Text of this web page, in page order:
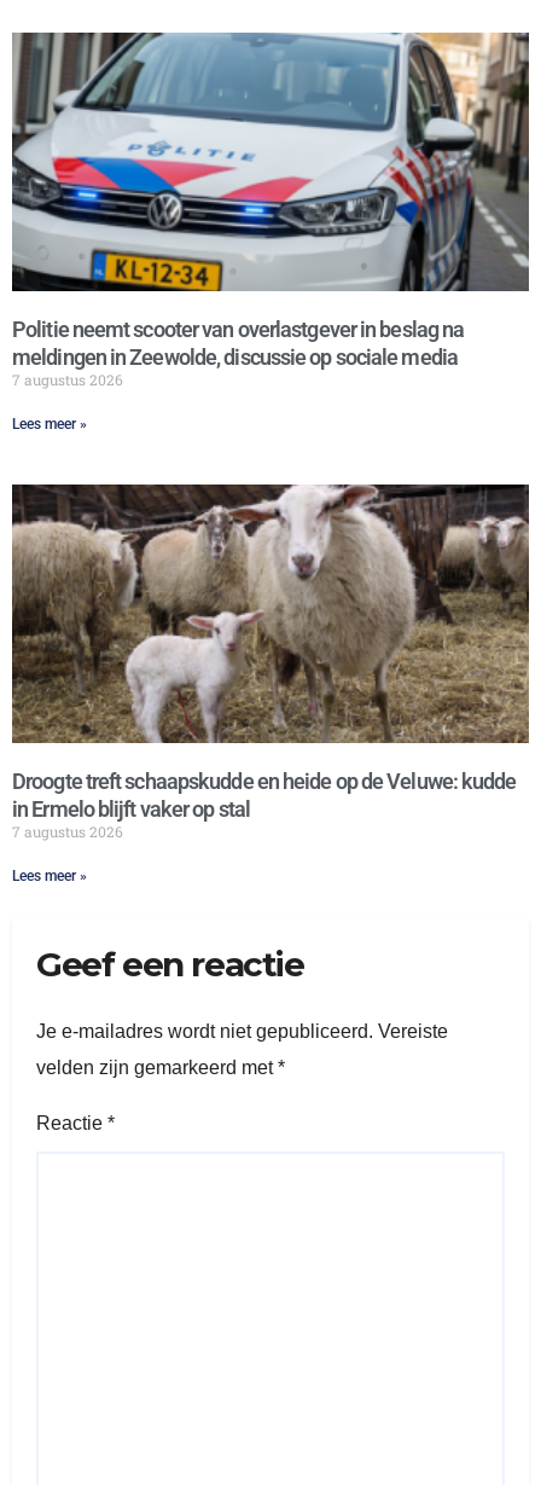
Politie neemt scooter van overlastgever in beslag na
meldingen in Zeewolde, discussie op sociale media
7 augustus 2026
Lees meer »
Droogte treft schaapskudde en heide op de Veluwe: kudde
in Ermelo blijft vaker op stal
7 augustus 2026
Lees meer »
Geef een reactie
Je e-mailadres wordt niet gepubliceerd. Vereiste
velden zijn gemarkeerd met*
Reactie *